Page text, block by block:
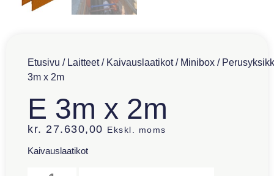
Etusivu / Laitteet/ Kaivauslaatikot/ Minibox /
3m x 2m
E 3m x 2m
kr. 27.630,00 Ekskl. moms
Kaivauslaatikot